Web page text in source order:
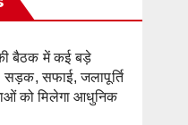
की बैठक में कई बड़े
सड़क, सफाई, जलापूर्ति
को मिलेगा आधुनिक